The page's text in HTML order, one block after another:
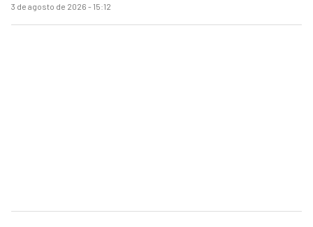
3 de agosto de 2026 - 15:12